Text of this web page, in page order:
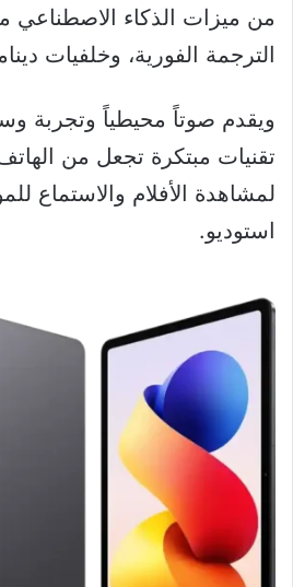
من ميزات الذكاء الاصطناعي
الترجمة الفورية، وخلفيات
ويقدم صوتاً محيطياً وتجربة
تقنيات مبتكرة تجعل من
لمشاهدة الأفلام والاستماع
استوديو.